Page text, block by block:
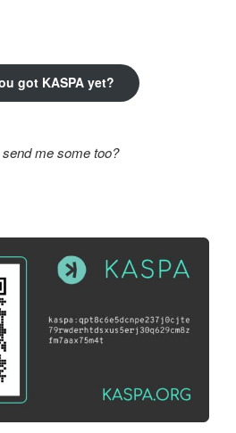
got KASPA yet?
send me some too?